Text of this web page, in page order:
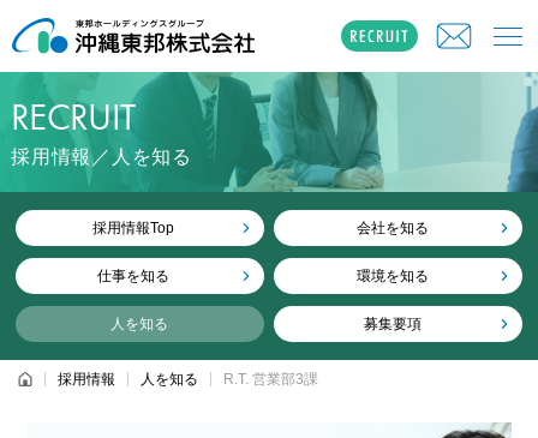
RECRUIT
採用情報／人を知る
採用情報Top 会社を知る
仕事を知る 環境を知る
人を知る 募集要項
採用情報 人を知る R.T. 営業部3課